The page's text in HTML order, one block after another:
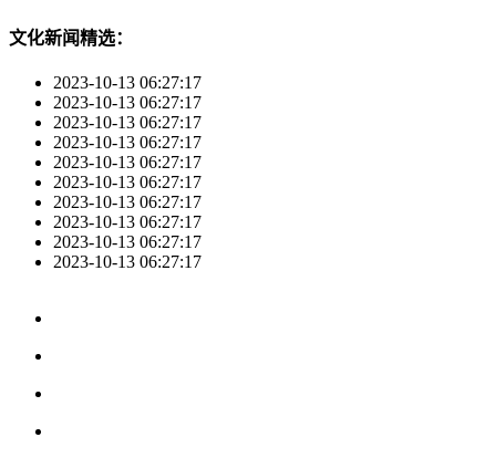
文化新闻精选：
2023-10-13 06:27:17
2023-10-13 06:27:17
2023-10-13 06:27:17
2023-10-13 06:27:17
2023-10-13 06:27:17
2023-10-13 06:27:17
2023-10-13 06:27:17
2023-10-13 06:27:17
2023-10-13 06:27:17
2023-10-13 06:27:17